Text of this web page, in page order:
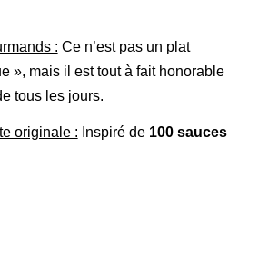
: Ce n’est pas un plat
», mais il est tout à fait honorable
tous les jours.
originale : Inspiré de 100 sauces